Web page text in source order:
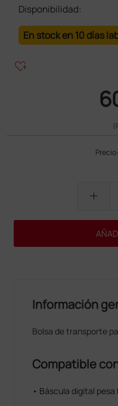
Disponibilidad:
En stock en 10 días
heart_plus
Precio
add
Información
Bolsa de transporte
Compatible
• Báscula digital pesa